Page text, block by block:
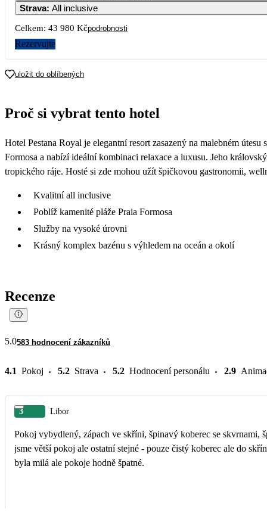
Strava: All inclusive
Celkem: 43 980 Kčpodrobnosti
Rezervujte
uložit do oblíbených
Proč si vybrat tento hotel
Hotel Pestana Royal je elegantní resort zasazený na malebném
Formosa a nabízí ideální kombinaci relaxace a luxusu. Jeho
tropického ráje. Hosté si zde mohou užít špičkovou gastronomii,
Kvalitní all inclusive
Poblíž kamenité pláže Praia Formosa
Služby na vysoké úrovni
Krásný komplex bazénu s výhledem na oceán a okolí
Recenze
5.0583 hodnocení zákazníků
4.1 Pokoj 5.2 Strava 5.2 Hodnocení personálu 2.9
3 Libor
Pokoj vybydlený, zápach ve skříni, špinavý koberec se skvrnami,
jsme větší pokoj ale ostatní stejné - pouze čistý koberec ale do
byla milá ale pokoje hodně špatné.